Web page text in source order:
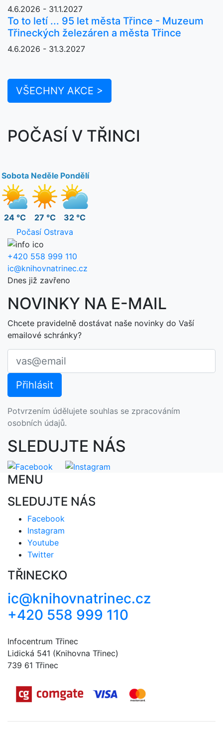
4.6.2026 - 31.1.2027
To to letí ... 95 let města Třince - Muzeum
Třineckých železáren a města Třince
4.6.2026 - 31.3.2027
VŠECHNY AKCE >
POČASÍ V TŘINCI
Sobota
24 °C
Neděle
27 °C
Pondělí
32 °C
Počasí Ostrava
+420 558 999 110
ic@knihovnatrinec.cz
Dnes již zavřeno
NOVINKY NA E-MAIL
Chcete pravidelně dostávat naše novinky do Vaší
emailové schránky?
Potvrzením údělujete souhlas se zpracováním
osobních údajů.
SLEDUJTE NÁS
MENU
SLEDUJTE NÁS
Facebook
Instagram
Youtube
Twitter
TŘINECKO
ic@knihovnatrinec.cz
+420 558 999 110
Infocentrum Třinec
Lidická 541 (Knihovna Třinec)
739 61 Třinec